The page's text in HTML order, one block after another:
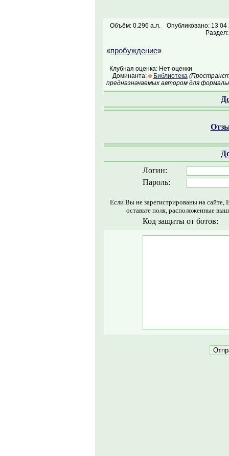
Объём: 0.296 а.л.
Опубликовано: 13 04
«пробуждение»
Клубная оценка: Нет оценки
Доминанта:
Библиотека
предназначаемых автором для
Логин:
Пароль:
Если Вы не зарегистрированы на
оставьте поля, расположенные
Код защиты от ботов: